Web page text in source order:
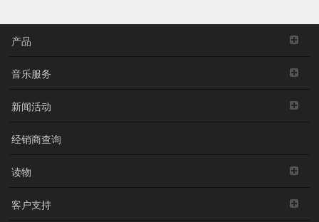
产品
音乐服务
新闻活动
经销商查询
读物
客户支持